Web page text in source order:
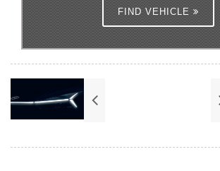
FIND VEHICLE